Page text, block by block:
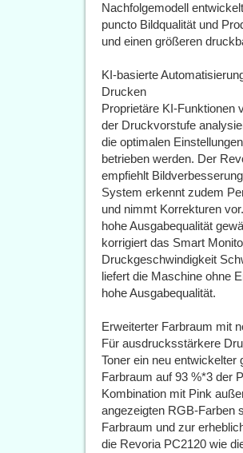
Nachfolgemodell
puncto Bildqualität und
und einen größeren
KI-basierte
Drucken
Proprietäre KI-Funktionen
der Druckvorstufe
die optimalen
betrieben werden. Der
empfiehlt
System erkennt zudem
und nimmt Korrekturen
hohe Ausgabequalität
korrigiert das Smart
Druckgeschwindigkeit
liefert die Maschine ohne
hohe Ausgabequalität.
Erweiterter Farbraum mit
Für ausdrucksstärkere
Toner ein neu
Farbraum auf 93 %*3 der
Kombination mit Pink
angezeigten RGB-Farben
Farbraum und zur
die Revoria PC2120 wie